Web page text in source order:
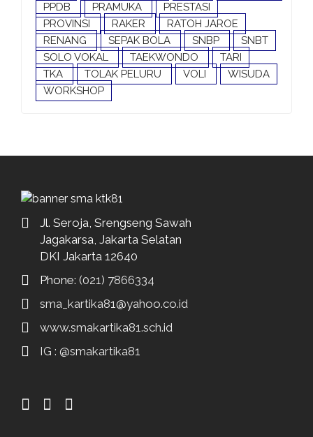
PPDB
PRAMUKA
PRESTASI
PROVINSI
RAKER
RATOH JAROE
RENANG
SEPAK BOLA SNBP
SNBT
SOLO VOKAL
TAEKWONDO
TARI
TKA
TOLAK PELURU VOLI
WISUDA
WORKSHOP
Jl. Seroja, Srengseng Sawah
Jagakarsa, Jakarta Selatan
DKI Jakarta 12640
Phone: (021) 7866334
sma_kartika81@yahoo.co.id
www.smakartika81.sch.id
IG : @smakartika81